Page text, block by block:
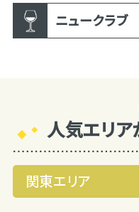
ニュークラブ
人気エリ
関東エリア